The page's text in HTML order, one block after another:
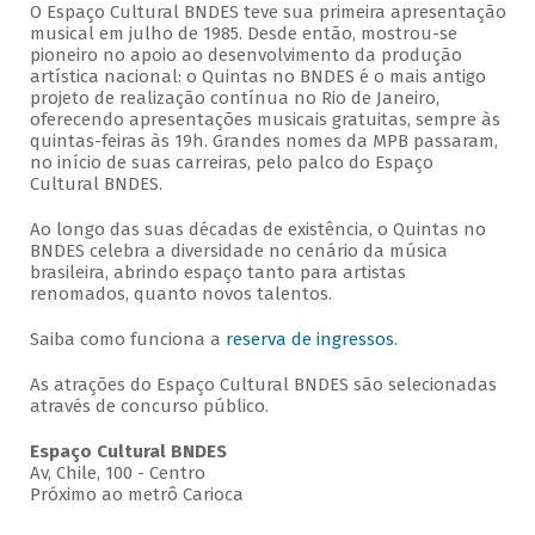
O Espaço Cultural BNDES teve sua primeira apresentação
musical em julho de 1985. Desde então, mostrou-se
pioneiro no apoio ao desenvolvimento da produção
artística nacional: o Quintas no BNDES é o mais antigo
projeto de realização contínua no Rio de Janeiro,
oferecendo apresentações musicais gratuitas, sempre às
quintas-feiras às 19h. Grandes nomes da MPB passaram,
no início de suas carreiras, pelo palco do Espaço
Cultural BNDES.
Ao longo das suas décadas de existência, o Quintas no
BNDES celebra a diversidade no cenário da música
brasileira, abrindo espaço tanto para artistas
renomados, quanto novos talentos.
Saiba como funciona a reserva de ingressos.
As atrações do Espaço Cultural BNDES são selecionadas
através de concurso público.
Espaço Cultural BNDES
Av, Chile, 100 - Centro
Próximo ao metrô Carioca